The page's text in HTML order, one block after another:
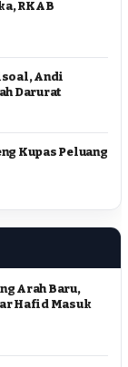
RKAB
Andi
Darurat
Kupas Peluang
Arah Baru,
Hafid Masuk